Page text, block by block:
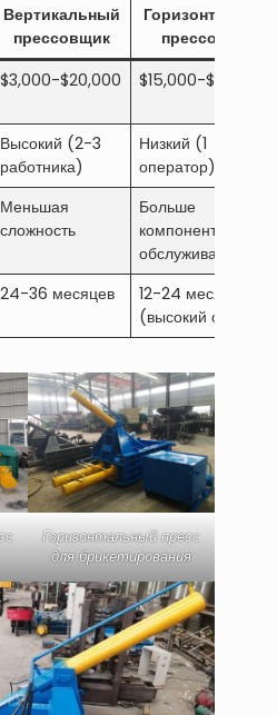
Вертикальный
прессовщик
Горизонтальный
прессовщик
$3,000-$20,000 $15,000-
Высокий (2-3
работника)
Низкий (1
оператор)
Меньшая
сложность
Больше
компонентов для
обслуживания
24-36 месяцев
12-24 месяца
(высокий объем)
Горизонтальный пресс
для брикетирования